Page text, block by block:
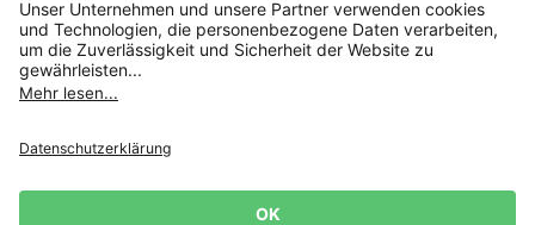
Sicher einkaufen mit
AGB
Newsletter